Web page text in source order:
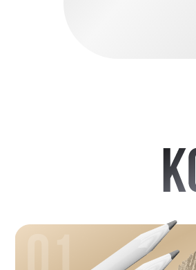
пробовалНет практики, но очень хочу
научиться рисовать